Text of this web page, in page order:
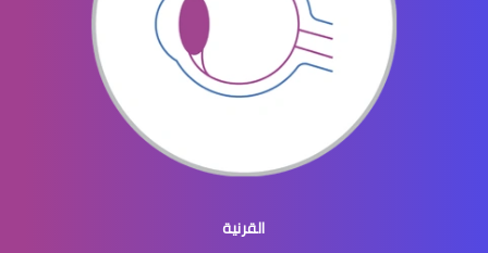
جراحة تجميل العيون والجفون
القرنية